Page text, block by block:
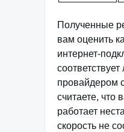
Полученные
вам оценить
интернет-
провайдером
считаете, что
работает
скорость не